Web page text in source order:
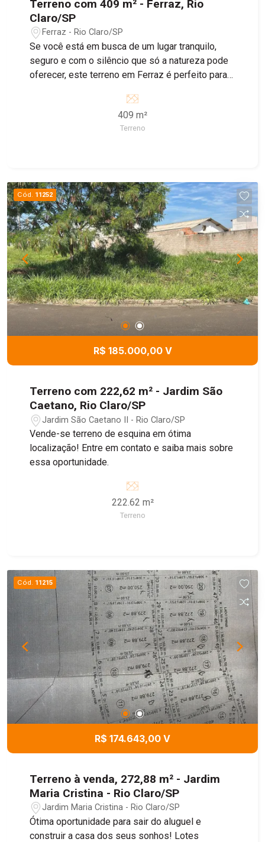
Terreno com 409 m² - Ferraz, Rio
Claro/SP
Ferraz - Rio Claro/SP
Se você está em busca de um lugar tranquilo,
seguro e com o silêncio que só a natureza pode
oferecer, este terreno em Ferraz é perfeito para
longe da correria da cidade, mas com fácil
acesso a tudo que precisa. Uma excelente
oportunidade para começar um novo capítulo com
409 m²
Terreno
Cód. 11252
R$ 185.000,00 V
Terreno com 222,62 m² - Jardim São
Caetano, Rio Claro/SP
Jardim São Caetano II - Rio Claro/SP
Vende-se terreno de esquina em ótima
localização! Entre em contato e saiba mais sobre
essa oportunidade.
222.62 m²
Terreno
Cód. 11215
R$ 174.643,00 V
Terreno à venda, 272,88 m² - Jardim
Maria Cristina - Rio Claro/SP
Jardim Maria Cristina - Rio Claro/SP
Ótima oportunidade para sair do aluguel e
construir a casa dos seus sonhos! Lotes